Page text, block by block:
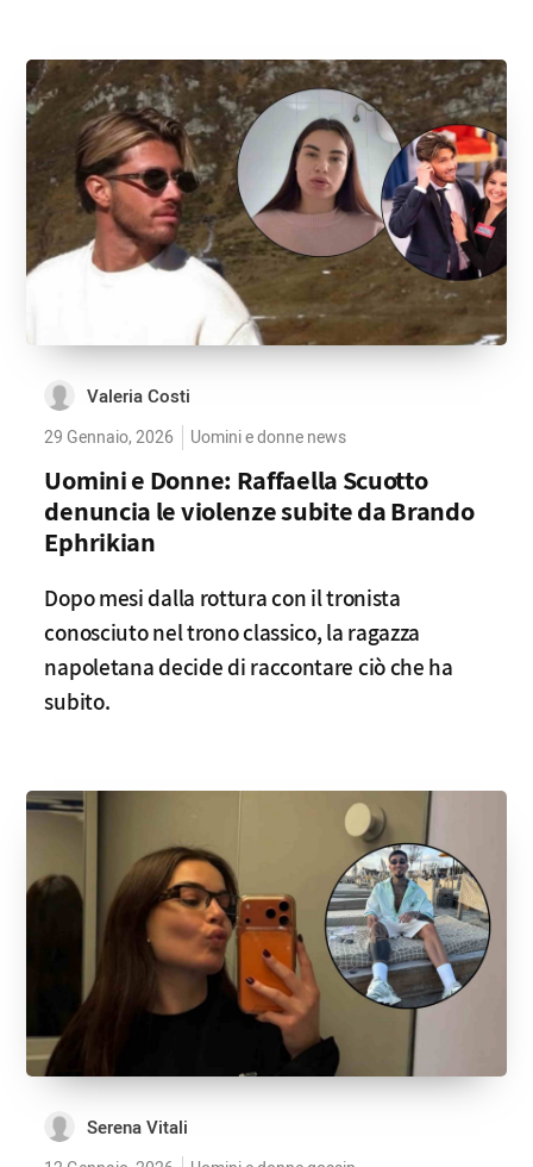
Valeria Costi
29 Gennaio, 2026 Uomini e donne news
Uomini e Donne: Raffaella Scuotto
denuncia le violenze subite da Brando
Ephrikian
Dopo mesi dalla rottura con il tronista
conosciuto nel trono classico, la ragazza
napoletana decide di raccontare ciò che ha
subito.
Serena Vitali